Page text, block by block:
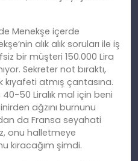
Menekşe içerde
alık alık soruları ile iş
bir müşteri 150.000 Lira
Sekreternot bıraktı,
atmış çantasına.
50 Liralık mal için beni
ağzını burnunu
da Fransa seyahati
onu halletmeye
kıracağım şimdi.